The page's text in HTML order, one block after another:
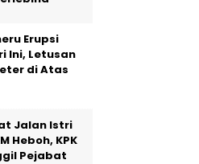
Erupsi
Ini, Letusan
di Atas
Jalan Istri
Heboh, KPK
Pejabat